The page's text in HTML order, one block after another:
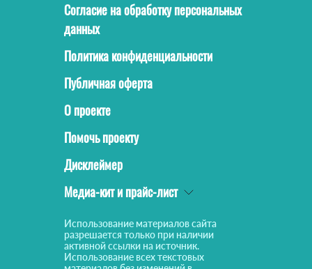
Согласие на обработку персональных
данных
Политика конфиденциальности
Публичная оферта
О проекте
Помочь проекту
Дисклеймер
Медиа-кит и прайс-лист
Использование материалов сайта
разрешается только при наличии
активной ссылки на источник.
Использование всех текстовых